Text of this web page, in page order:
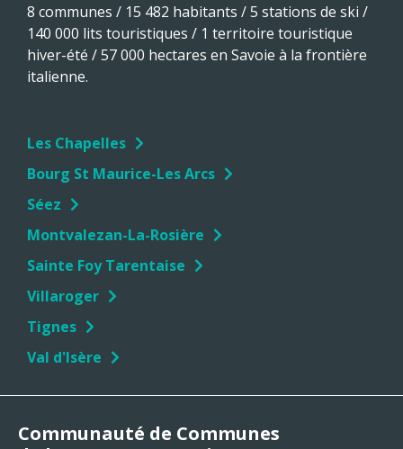
8 communes / 15 482 habitants / 5 stations de ski /
140 000 lits touristiques / 1 territoire touristique
hiver-été / 57 000 hectares en Savoie à la frontière
italienne.
Les Chapelles
Bourg St Maurice-Les Arcs
Séez
Montvalezan-La-Rosière
Sainte Foy Tarentaise
Villaroger
Tignes
Val d'Isère
Communauté de Communes